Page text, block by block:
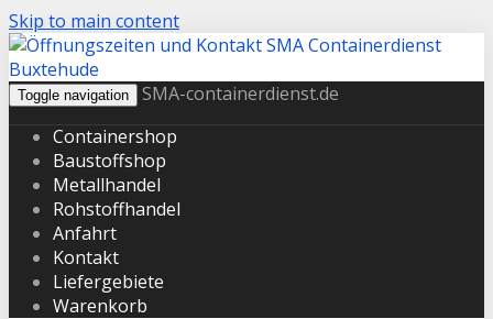
Skip to main content
Toggle navigation
SMA-containerdienst.de
Containershop
Baustoffshop
Metallhandel
Rohstoffhandel
Anfahrt
Kontakt
Liefergebiete
Warenkorb